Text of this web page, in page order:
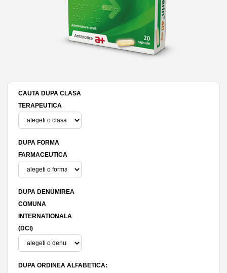
CAUTA DUPA CLASA
TERAPEUTICA
DUPA FORMA
FARMACEUTICA
DUPA DENUMIREA
COMUNA
INTERNATIONALA
(DCI)
DUPA ORDINEA ALFABETICA: